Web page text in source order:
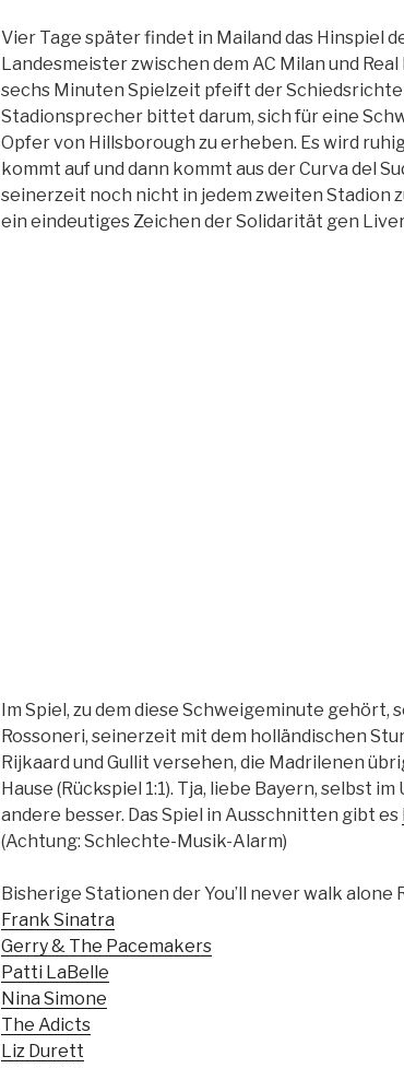
Vier Tage später findet in Mailand das Hinspiel
Landesmeister zwischen dem AC Milan und
sechs Minuten Spielzeit pfeift der
Stadionsprecher bittet darum, sich für eine
Opfer von Hillsborough zu erheben. Es wird
kommt auf und dann kommt aus der Curva del
seinerzeit noch nicht in jedem zweiten Stadion
ein eindeutiges Zeichen der Solidarität gen
Im Spiel, zu dem diese Schweigeminute gehört,
Rossoneri, seinerzeit mit dem holländischen
Rijkaard und Gullit versehen, die Madrilenen
Hause (Rückspiel 1:1). Tja, liebe Bayern, selbst
andere besser. Das Spiel in Ausschnitten gibt es
(Achtung: Schlechte-Musik-Alarm)
Bisherige Stationen der You’ll never walk alone
Frank Sinatra
Gerry & The Pacemakers
Patti LaBelle
Nina Simone
The Adicts
Liz Durett